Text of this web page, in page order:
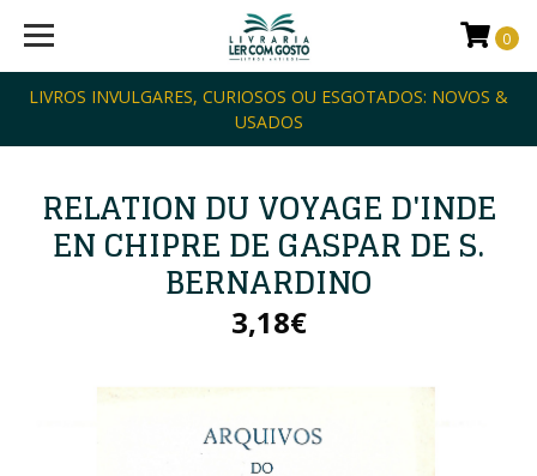
LIVROS INVULGARES, CURIOSOS OU ESGOTADOS: NOVOS &
USADOS
0
RELATION DU VOYAGE D'INDE
EN CHIPRE DE GASPAR DE S.
BERNARDINO
3,18€